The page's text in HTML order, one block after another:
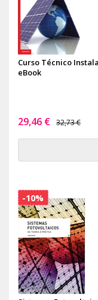
Curso Técnico
eBook
29,46 € 32,73 €
-10%